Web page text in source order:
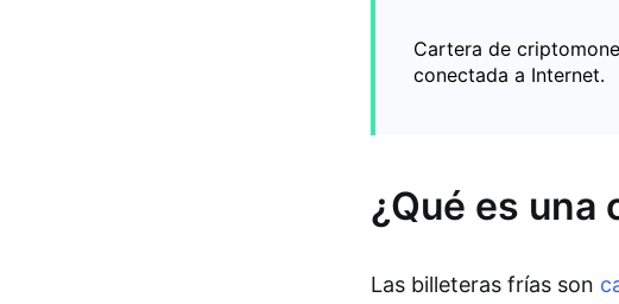
Cartera de
conectada a Internet.
¿Qué es una
Las billeteras frías son